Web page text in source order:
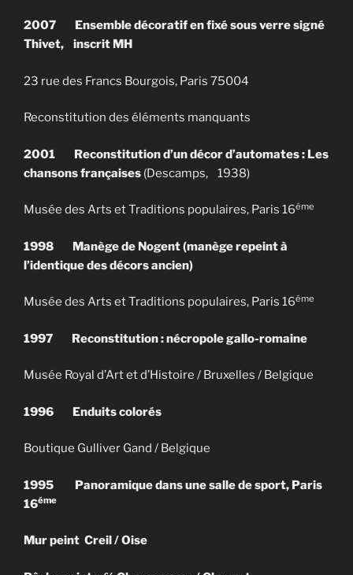
2007
Ensemble décoratif en fixé sous verre signé
Thivet,
inscrit MH
23 rue des Francs Bourgois, Paris 75004
Reconstitution des éléments manquants
2001 Reconstitution d’un décor d’automates : Les
chansons françaises (Descamps, 1938)
Musée des Arts et Traditions populaires, Paris 16éme
1998 Manège de Nogent (manège repeint à
l’identique des décors ancien)
Musée des Arts et Traditions populaires, Paris 16éme
1997 Reconstitution : nécropole gallo-romaine
Musée Royal d’Art et d’Histoire / Bruxelles / Belgique
1996 Enduits colorés
Boutique Gulliver Gand / Belgique
1995 Panoramique dans une salle de sport, Paris
16éme
Mur peint Creil / Oise